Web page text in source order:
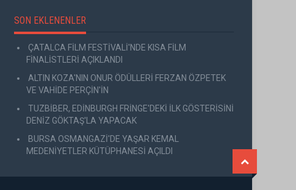
SON EKLENENLER
ÇATALCA FİLM FESTİVALİ'NDE KISA FİLM
FİNALİSTLERİ AÇIKLANDI
ALTIN KOZA'NIN ONUR ÖDÜLLERİ FERZAN ÖZPETEK
VE VAHİDE PERÇİN'İN
TUZBİBER, EDİNBURGH FRİNGE'DEKİ İLK GÖSTERİSİNİ
DENİZ GÖKTAŞ'LA YAPACAK
BURSA OSMANGAZİ'DE YAŞAR KEMAL
MEDENİYETLER KÜTÜPHANESİ AÇILDI